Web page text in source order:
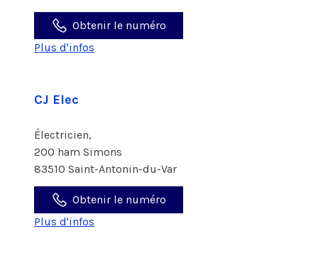
Obtenir le numéro
Plus d'infos
CJ Elec
Électricien,
200 ham Simons
83510 Saint-Antonin-du-Var
Obtenir le numéro
Plus d'infos